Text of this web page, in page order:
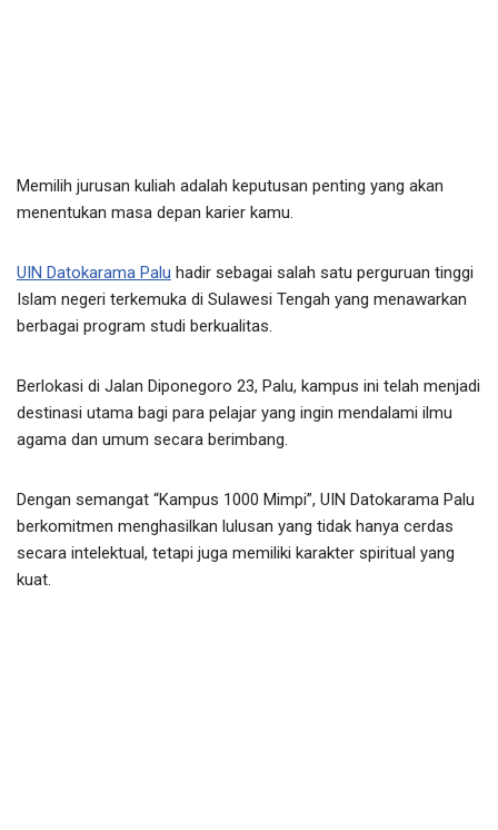
Memilih jurusan kuliah adalah keputusan penting yang akan
menentukan masa depan karier kamu.
UIN Datokarama Palu hadir sebagai salah satu perguruan tinggi
Islam negeri terkemuka di Sulawesi Tengah yang menawarkan
berbagai program studi berkualitas.
Berlokasi di Jalan Diponegoro 23, Palu, kampus ini telah menjadi
destinasi utama bagi para pelajar yang ingin mendalami ilmu
agama dan umum secara berimbang.
Dengan semangat “Kampus 1000 Mimpi”, UIN Datokarama Palu
berkomitmen menghasilkan lulusan yang tidak hanya cerdas
secara intelektual, tetapi juga memiliki karakter spiritual yang
kuat.